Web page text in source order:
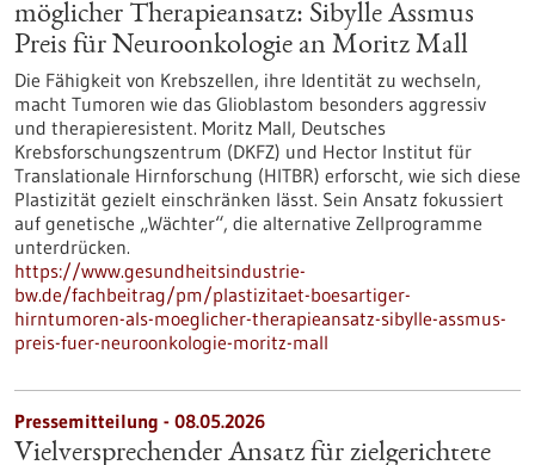
möglicher Therapieansatz: Sibylle Assmus
Preis für Neuroonkologie an Moritz Mall
Die Fähigkeit von Krebszellen, ihre Identität zu wechseln,
macht Tumoren wie das Glioblastom besonders aggressiv
und therapieresistent. Moritz Mall, Deutsches
Krebsforschungszentrum (DKFZ) und Hector Institut für
Translationale Hirnforschung (HITBR) erforscht, wie sich diese
Plastizität gezielt einschränken lässt. Sein Ansatz fokussiert
auf genetische „Wächter“, die alternative Zellprogramme
unterdrücken.
https://www.gesundheitsindustrie-
bw.de/fachbeitrag/pm/plastizitaet-boesartiger-
hirntumoren-als-moeglicher-therapieansatz-sibylle-assmus-
preis-fuer-neuroonkologie-moritz-mall
Pressemitteilung - 08.05.2026
Vielversprechender Ansatz für zielgerichtete